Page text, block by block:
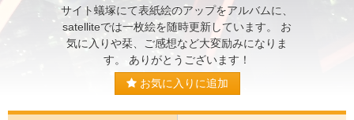
サイト蟻塚にて表紙絵のアップをアルバムに、
satelliteでは一枚絵を随時更新しています。 お
気に入りや栞、ご感想など大変励みになりま
す。 ありがとうございます！
お気に入りに追加